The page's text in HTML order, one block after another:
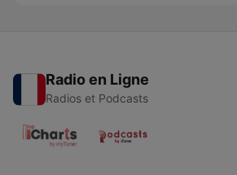
Radio en Ligne
Radios et Podcasts